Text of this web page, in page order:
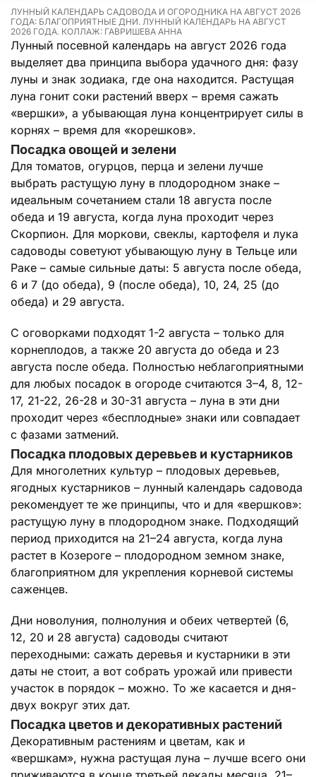
ЛУННЫЙ КАЛЕНДАРЬ САДОВОДА И ОГОРОДНИКА НА АВГУСТ 2026
ГОДА: БЛАГОПРИЯТНЫЕ ДНИ. ЛУННЫЙ КАЛЕНДАРЬ НА АВГУСТ
2026 ГОДА. КОЛЛАЖ: ГАВРИШЕВА АННА
Лунный посевной календарь на август 2026 года
выделяет два принципа выбора удачного дня: фазу
луны и знак зодиака, где она находится. Растущая
луна гонит соки растений вверх – время сажать
«вершки», а убывающая луна концентрирует силы в
корнях – время для «корешков».
Посадка овощей и зелени
Для томатов, огурцов, перца и зелени лучше
выбрать растущую луну в плодородном знаке –
идеальным сочетанием стали 18 августа после
обеда и 19 августа, когда луна проходит через
Скорпион. Для моркови, свеклы, картофеля и лука
садоводы советуют убывающую луну в Тельце или
Раке – самые сильные даты: 5 августа после обеда,
6 и 7 (до обеда), 9 (после обеда), 10, 24, 25 (до
обеда) и 29 августа.
С оговорками подходят 1-2 августа – только для
корнеплодов, а также 20 августа до обеда и 23
августа после обеда. Полностью неблагоприятными
для любых посадок в огороде считаются 3–4, 8, 12-
17, 21-22, 26-28 и 30-31 августа – луна в эти дни
проходит через «бесплодные» знаки или совпадает
с фазами затмений.
Посадка плодовых деревьев и кустарников
Для многолетних культур – плодовых деревьев,
ягодных кустарников – лунный календарь садовода
рекомендует те же принципы, что и для «вершков»:
растущую луну в плодородном знаке. Подходящий
период приходится на 21–24 августа, когда луна
растет в Козероге – плодородном земном знаке,
благоприятном для укрепления корневой системы
саженцев.
Дни новолуния, полнолуния и обеих четвертей (6,
12, 20 и 28 августа) садоводы считают
переходными: сажать деревья и кустарники в эти
даты не стоит, а вот собрать урожай или привести
участок в порядок – можно. То же касается и дня-
двух вокруг этих дат.
Посадка цветов и декоративных растений
Декоративным растениям и цветам, как и
«вершкам», нужна растущая луна – лучше всего они